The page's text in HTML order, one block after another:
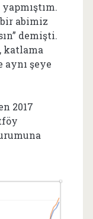
abimiz
demişti.
katlama
aynı şeye
2017